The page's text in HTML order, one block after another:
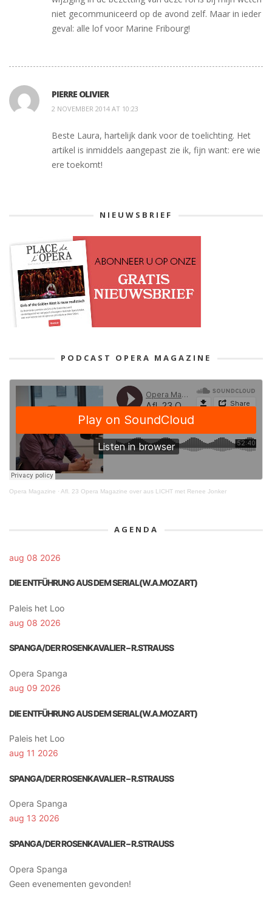
niet gecommuniceerd op de avond zelf. Maar in ieder
geval: alle lof voor Marine Fribourg!
PIERRE OLIVIER
2 NOVEMBER 2014 AT 10:23
Beste Laura, hartelijk dank voor de toelichting. Het
artikel is inmiddels aangepast zie ik, fijn want: ere wie
ere toekomt!
NIEUWSBRIEF
PODCAST OPERA MAGAZINE
Opera Magazine · Afl. 23 Opera Magazine over aus LICHT met Renee Jonker
AGENDA
aug 08 2026
DIE ENTFÜHRUNG AUS DEM SERIAL(W.A.MOZART)
Paleis het Loo
aug 08 2026
SPANGA/DER ROSENKAVALIER – R.STRAUSS
Opera Spanga
aug 09 2026
DIE ENTFÜHRUNG AUS DEM SERIAL(W.A.MOZART)
Paleis het Loo
aug 11 2026
SPANGA/DER ROSENKAVALIER – R.STRAUSS
Opera Spanga
aug 13 2026
SPANGA/DER ROSENKAVALIER – R.STRAUSS
Opera Spanga
Geen evenementen gevonden!